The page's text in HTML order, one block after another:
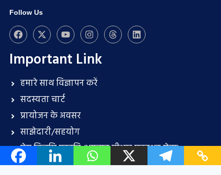
Follow Us
Important Link
हमारे साथ विज्ञापन करें
सदस्यता चार्ट
प्रायोजन के अवसर
साझेदारी/सहयोग
प्रेस विज्ञप्ति प्रस्तुति (भुगतान पीआर प्रकाशन सेवा)
संपर्क